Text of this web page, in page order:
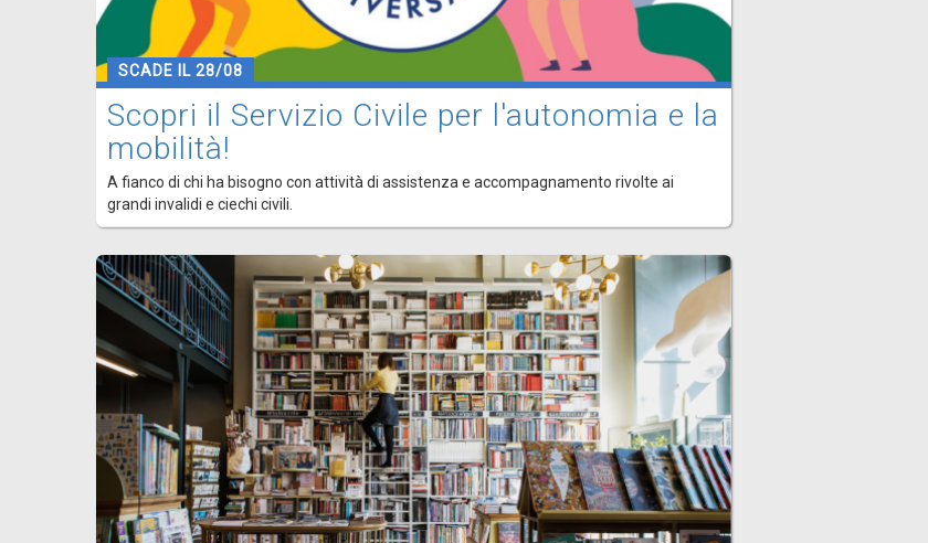
SCADE IL 28/08
Scopri il Servizio Civile per l'autonomia e la
mobilità!
A fianco di chi ha bisogno con attività di assistenza e accompagnamento rivolte ai
grandi invalidi e ciechi civili.